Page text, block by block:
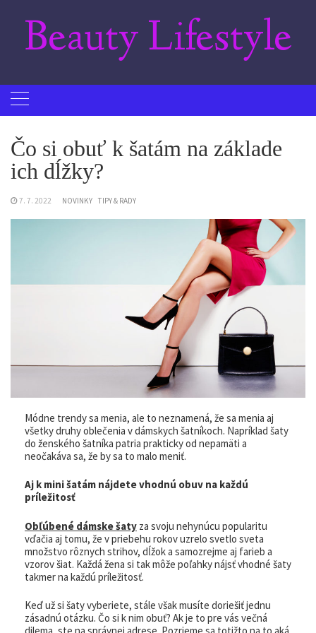
contentBeauty Lifestyle
Čo si obuť k šatám na základe
ich dĺžky?
7. 7. 2022 NOVINKY TIPY & RADY
Módne trendy sa menia, ale to neznamená, že sa menia aj
všetky druhy oblečenia v dámskych šatníkoch. Napríklad šaty
do ženského šatníka patria prakticky od nepamäti a
neočakáva sa, že by sa to malo meniť.
Aj k mini šatám nájdete vhodnú obuv na každú
príležitosť
Obľúbené dámske šaty za svoju nehynúcu popularitu
vďačia aj tomu, že v priebehu rokov uzrelo svetlo sveta
množstvo rôznych strihov, dĺžok a samozrejme aj farieb a
vzorov šiat. Každá žena si tak môže poľahky nájsť vhodné šaty
takmer na každú príležitosť.
Keď už si šaty vyberiete, stále však musíte doriešiť jednu
zásadnú otázku. Čo si k nim obuť? Ak je to pre vás večná